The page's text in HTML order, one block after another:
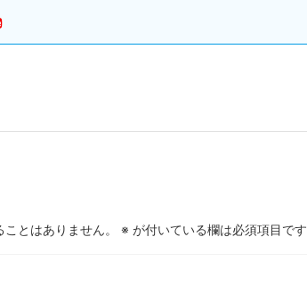
とはありません。 ※ が付いている欄は必須項目です